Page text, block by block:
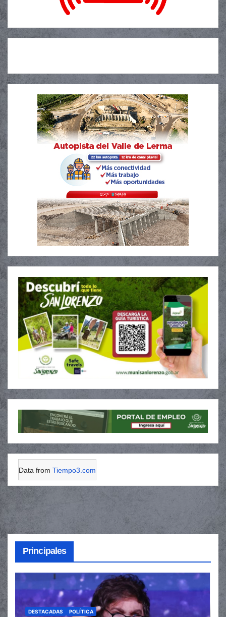
Data from Tiempo3.com
Principales
DESTACADAS POLÍTICA